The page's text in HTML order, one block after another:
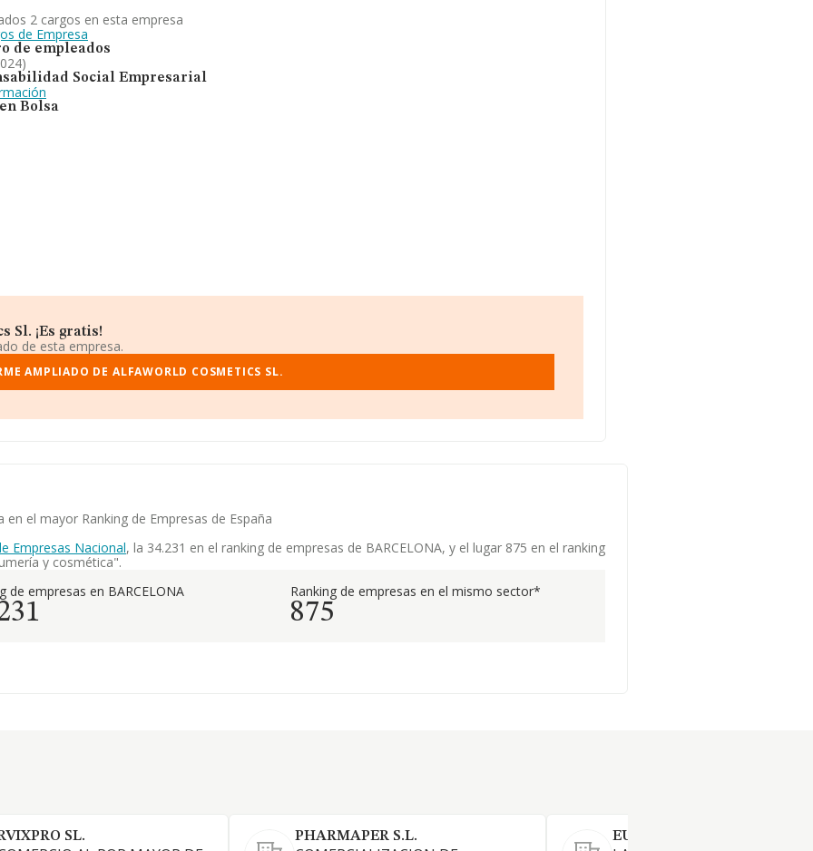
2 cargos en esta empresa
de Empresa
de empleados
Social Empresarial
Bolsa
Sl. ¡Es gratis!
de esta empresa.
AMPLIADO DE ALFAWORLD COSMETICS SL.
el mayor Ranking de Empresas de España
Empresas Nacional, la 34.231 en el ranking de empresas de BARCELONA, y el lugar 875 en el ranking
y cosmética".
de empresas en BARCELONA Ranking de empresas en el mismo sector*
875
SL. PHARMAPER S.L. EUROLABS IBERIA S.L.